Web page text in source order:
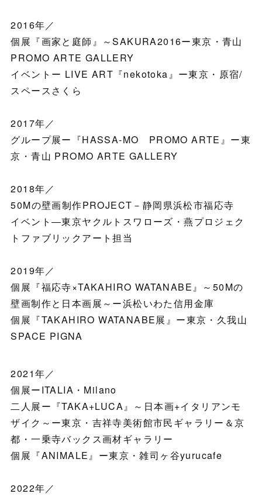
2016年／
個展『画家と庭師』～SAKURA2016ー東京・青山
PROMO ARTE GALLERY
イベントー LIVE ART『nekotoka』ー東京・原宿/
スペースさくら
2017年／
グループ展ー『HASSA-MO PROMO ARTE』ー東
京・青山 PROMO ARTE GALLERY
2018年／
50Mの壁画制作PROJECT－静岡県浜松市福応寺
イベント―東京ヤクルトスワローズ・燕プロジェク
トファブリックアート担当
2019年／
個展『福応寺×TAKAHIRO WATANABE』～50Mの
壁画制作と日本画展～ー浜松いわた信用金庫
個展『TAKAHIRO WATANABE展』ー東京・久我山
SPACE PIGNA
2021年／
個展ーITALIA・Milano
二人展ー『TAKA+LUCA』～日本画+イタリアンモ
ザイク～ー東京・吉祥寺美術館市民ギャラリー＆京
都・一乗寺バックス画材ギャラリー
個展『ANIMALE』ー東京・雑司ヶ谷yurucafe
2022年／